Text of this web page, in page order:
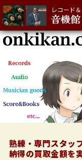
レコード
熟練・専門スタッ
納得の買取金額を